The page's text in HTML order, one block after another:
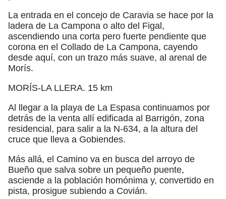
La entrada en el concejo de Caravia se hace por la
ladera de La Campona o alto del Figal,
ascendiendo una corta pero fuerte pendiente que
corona en el Collado de La Campona, cayendo
desde aquí, con un trazo más suave, al arenal de
Morís.
MORÍS-LA LLERA. 15 km
Al llegar a la playa de La Espasa continuamos por
detrás de la venta allí edificada al Barrigón, zona
residencial, para salir a la N-634, a la altura del
cruce que lleva a Gobiendes.
Más allá, el Camino va en busca del arroyo de
Bueño que salva sobre un pequeño puente,
asciende a la población homónima y, convertido en
pista, prosigue subiendo a Covián.